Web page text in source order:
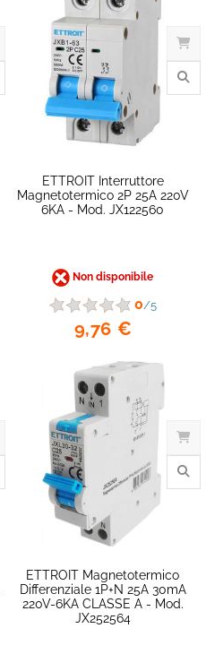
ETTROIT Interruttore
Magnetotermico 2P 25A 220V
6KA - Mod. JX122560
Non disponibile
0/5
9,76 €
ETTROIT Magnetotermico
Differenziale 1P+N 25A 30mA
220V-6KA CLASSE A - Mod.
JX252564